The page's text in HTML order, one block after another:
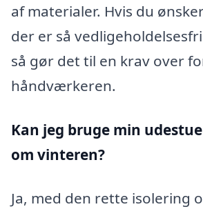
af materialer. Hvis du
der er så
så gør det til en krav over
håndværkeren.
Kan jeg bruge min
om vinteren?
Ja, med den rette isolering